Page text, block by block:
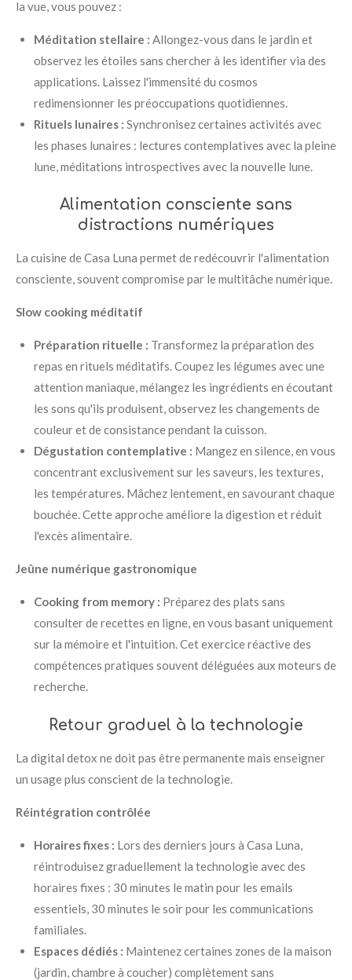
la vue, vous pouvez :
Méditation stellaire : Allongez-vous dans le jardin et
observez les étoiles sans chercher à les identifier via des
applications. Laissez l'immensité du cosmos
redimensionner les préoccupations quotidiennes.
Rituels lunaires : Synchronisez certaines activités avec
les phases lunaires : lectures contemplatives avec la pleine
lune, méditations introspectives avec la nouvelle lune.
Alimentation consciente sans
distractions numériques
La cuisine de Casa Luna permet de redécouvrir l'alimentation
consciente, souvent compromise par le multitâche numérique.
Slow cooking méditatif
Préparation rituelle : Transformez la préparation des
repas en rituels méditatifs. Coupez les légumes avec une
attention maniaque, mélangez les ingrédients en écoutant
les sons qu'ils produisent, observez les changements de
couleur et de consistance pendant la cuisson.
Dégustation contemplative : Mangez en silence, en vous
concentrant exclusivement sur les saveurs, les textures,
les températures. Mâchez lentement, en savourant chaque
bouchée. Cette approche améliore la digestion et réduit
l'excès alimentaire.
Jeûne numérique gastronomique
Cooking from memory : Préparez des plats sans
consulter de recettes en ligne, en vous basant uniquement
sur la mémoire et l'intuition. Cet exercice réactive des
compétences pratiques souvent déléguées aux moteurs de
recherche.
Retour graduel à la technologie
La digital detox ne doit pas être permanente mais enseigner
un usage plus conscient de la technologie.
Réintégration contrôlée
Horaires fixes : Lors des derniers jours à Casa Luna,
réintroduisez graduellement la technologie avec des
horaires fixes : 30 minutes le matin pour les emails
essentiels, 30 minutes le soir pour les communications
familiales.
Espaces dédiés : Maintenez certaines zones de la maison
(jardin, chambre à coucher) complètement sans